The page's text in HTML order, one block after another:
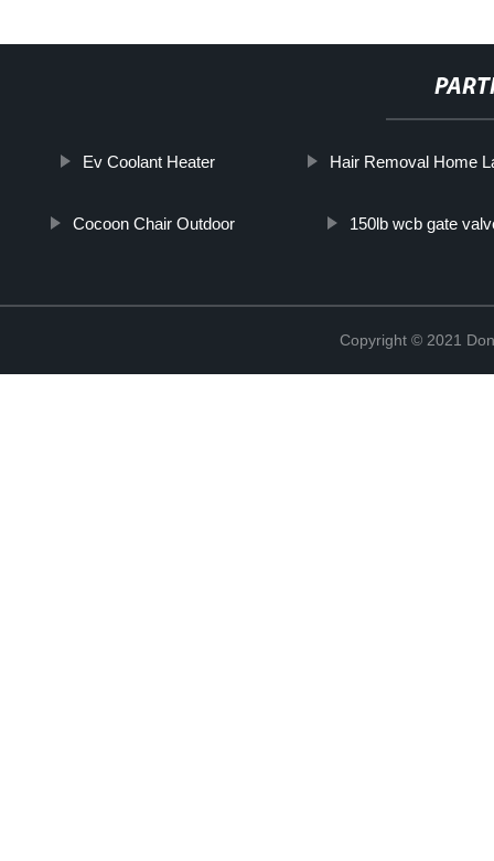
Ev Coolant Heater Hair Removal Home
Cocoon Chair Outdoor 150lb wcb gate
Copyright © 2021